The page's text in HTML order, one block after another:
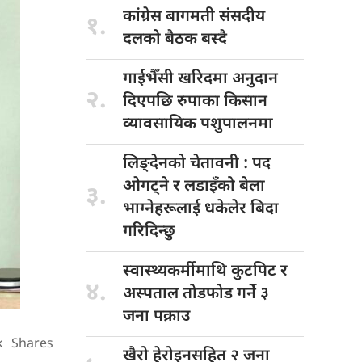
Shares
१. कांग्रेस बागमतीसंसदीय
दलको बैठक बस्दै
२.
गाईभैँसी खरिदमाअनुदान
दिएपछि रुपाका किसान
व्यावसायिक पशुपालनमा
३.
लिङ्देनको चेतावनी : पद
ओगट्ने र लडाइँको बेला
भाग्नेहरूलाई धकेलेर बिदा
गरिदिन्छु
४.
स्वास्थ्यकर्मीमाथि कुटपिटर
अस्पताल तोडफोड गर्ने ३
जना पक्राउ
खैरो हेरोइनसहित२ जना